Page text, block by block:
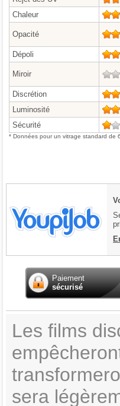
Chaleur
Opacité
Dépoli
Miroir
Discrétion
Luminosité
Sécurité
* Données pour un vitrage standard de
Paiement
sécurisé
Les films
sera